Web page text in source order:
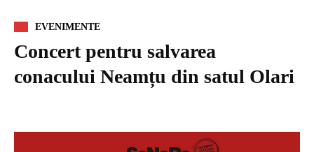
EVENIMENTE
Concert pentru salvarea
conacului Neamțu din satul Olari